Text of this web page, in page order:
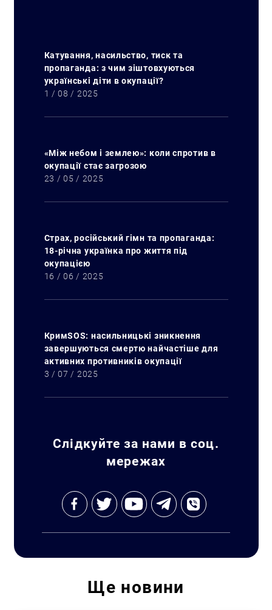
Катування, насильство, тиск та
пропаганда: з чим зіштовхуються
українські діти в окупації?
1 / 08 / 2025
«Між небом і землею»: коли спротив в
окупації стає загрозою
23 / 05 / 2025
Страх, російський гімн та пропаганда:
18-річна українка про життя під
окупацією
16 / 06 / 2025
КримSOS: насильницькі зникнення
завершуються смертю найчастіше для
активних противників окупації
3 / 07 / 2025
Слідкуйте за нами в соц.
мережах
Ще новини